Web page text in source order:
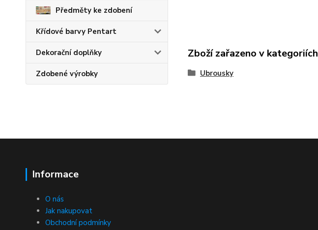
Předměty ke zdobení
Křídové barvy Pentart
Dekorační doplňky
Zdobené výrobky
Zboží zařazeno v kategoriích
Ubrousky
Informace
O nás
Jak nakupovat
Obchodní podmínky